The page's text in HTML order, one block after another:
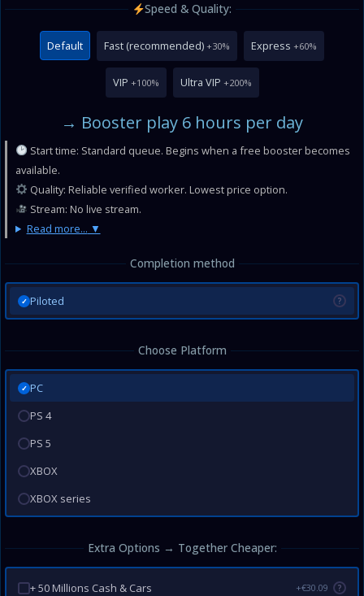
Speed & Quality:
Default Fast (recommended) +30% Express +60%
VIP +100% Ultra VIP +200%
→ Booster play 6 hours per day
Start time: Standard queue. Begins when a free booster becomes
available.
Quality: Reliable verified worker. Lowest price option.
Stream: No live stream.
Read more...
Completion method
✓ Piloted ?
Choose Platform
✓ PC
PS 4
PS 5
XBOX
XBOX series
Extra Options → Together Cheaper:
+ 50 Millions Cash & Cars +€30.09 ?